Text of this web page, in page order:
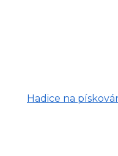
Hadice na